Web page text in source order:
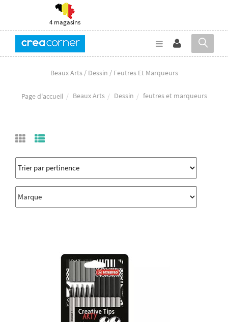
4 magasins
Beaux Arts / Dessin / Feutres Et Marqueurs
Page d'accueil Beaux Arts Dessin feutres et marqueurs